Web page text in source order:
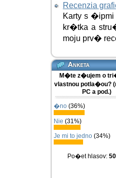
Recenzia
Karty s
kr�tka a
moju prv�
M�te z�ujem o
vlastnou potla�ou?
PC a pod.)
�no (36%)
Nie (31%)
Je mi to jedno (34%)
Po�et hlasov: